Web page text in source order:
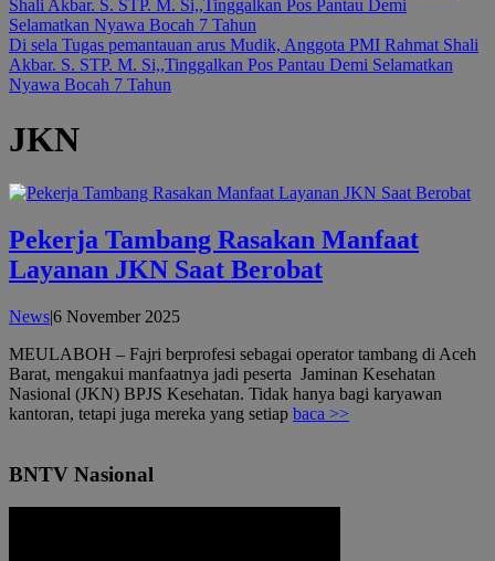
Di sela Tugas pemantauan arus Mudik, Anggota PMI Rahmat Shali
Akbar. S. STP. M. Si,,Tinggalkan Pos Pantau Demi Selamatkan
Nyawa Bocah 7 Tahun
JKN
Pekerja Tambang Rasakan Manfaat
Layanan JKN Saat Berobat
News|6 November 2025oleh
MEULABOH – Fajri berprofesi sebagai operator tambang di Aceh
Barat, mengakui manfaatnya jadi peserta Jaminan Kesehatan
Nasional (JKN) BPJS Kesehatan. Tidak hanya bagi karyawan
kantoran, tetapi juga mereka yang setiap baca >>
BNTV Nasional